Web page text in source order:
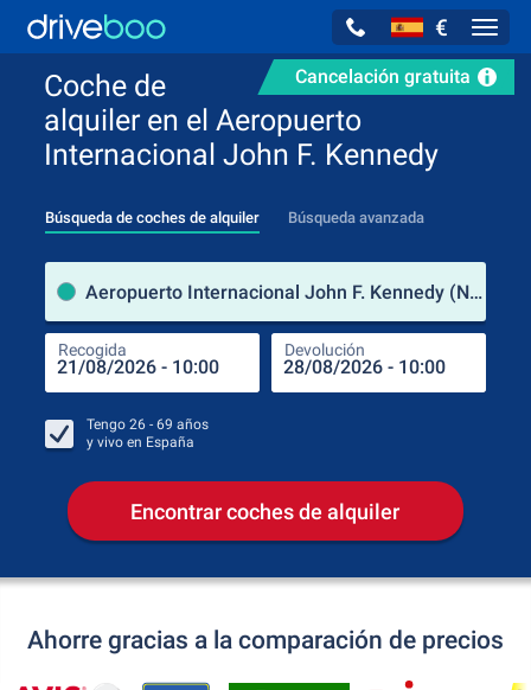
€
Cancelación gratuita
Coche de
alquiler en el Aeropuerto
Internacional John F. Kennedy
Búsqueda de coches de alquiler Búsqueda avanzada
Aeropuerto Internacional John F. Kennedy (Nueva York / Estados Unidos de América)
Recogida Devolución
Tengo 26 - 69 años
y vivo en España
Encontrar coches de alquiler
Ahorre gracias a la comparación de precios